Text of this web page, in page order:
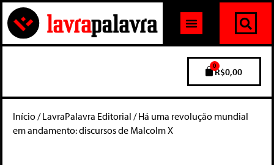
R$0,00
0
Início/LavraPalavra Editorial / Há uma revolução mundial
em andamento: discursos de Malcolm X